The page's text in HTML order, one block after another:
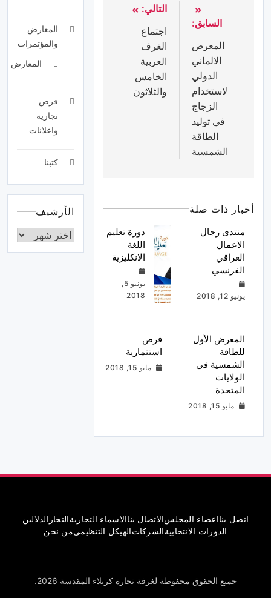
السابق:
المعرض
الالماني
الدولي
لاستخدام
الزجاج
في توليد
الطاقة
الشمسية
التالي:
اجتماع
الغرف
العربية
الخامس
والثلاثون
أخبار ذات صلة
منتدى رجال
الاعمال
العراقي
الفرنسي
يونيو 12, 2018
دورة تعليم
اللغة
الانكليزية
يونيو 5,
2018
المعرض الأول
للطاقة
الشمسية في
الولايات
المتحدة
مايو 15, 2018
فرص
استثمارية
مايو 15, 2018
المعارض
والمؤتمرات
المعارض
فرص
تجارية
واعلانات
كتبنا
الأرشيف
اتصل بنااعضاء المجلسالاتصال بناالاسماء التجاريةالتجار الدلالين
الدورات الانتخابيةالشركاتالهيكل التنظيميمن نحن
جميع الحقوق محفوظة لغرفة تجارة كربلاء المقدسة 2026.